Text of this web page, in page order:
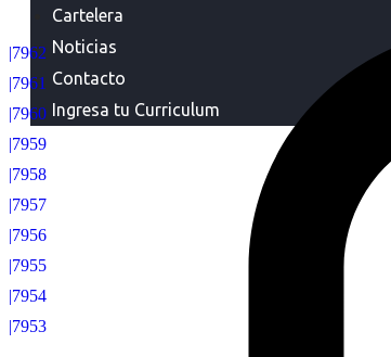
Cartelera
Noticias
Contacto
Ingresa tu Curriculum
|7962
|7961
|7960
|7959
|7958
|7957
|7956
|7955
|7954
|7953